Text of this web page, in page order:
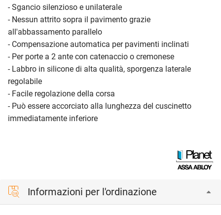
- Sgancio silenzioso e unilaterale
- Nessun attrito sopra il pavimento grazie
all'abbassamento parallelo
- Compensazione automatica per pavimenti inclinati
- Per porte a 2 ante con catenaccio o cremonese
- Labbro in silicone di alta qualità, sporgenza laterale
regolabile
- Facile regolazione della corsa
- Può essere accorciato alla lunghezza del cuscinetto
immediatamente inferiore
Informazioni per l'ordinazione